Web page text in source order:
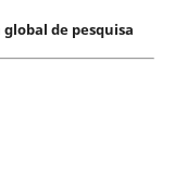
de pesquisa